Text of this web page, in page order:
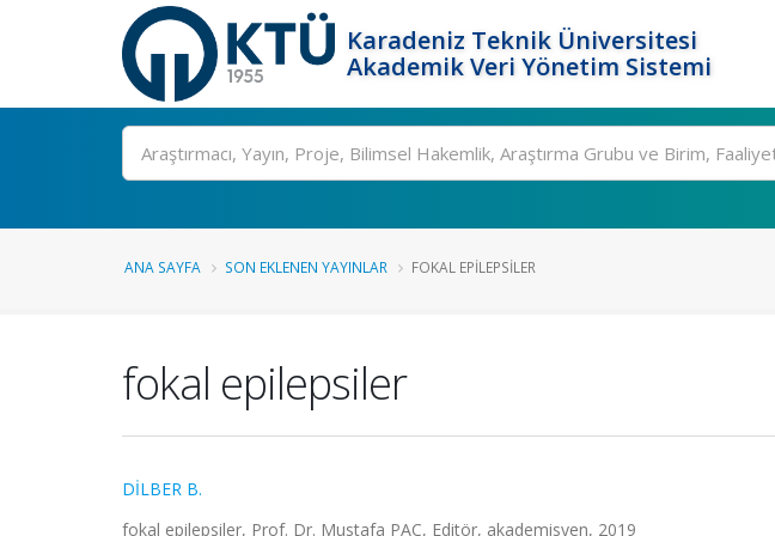
Karadeniz Teknik Üniversitesi
Akademik Veri Yönetim Sistemi
Ara
ANA SAYFA SON EKLENEN YAYINLAR FOKAL EPILEPSILER
fokal epilepsiler
DİLBER B.
fokal epilepsiler, Prof. Dr. Mustafa PAÇ, Editör, akademisyen, 2019